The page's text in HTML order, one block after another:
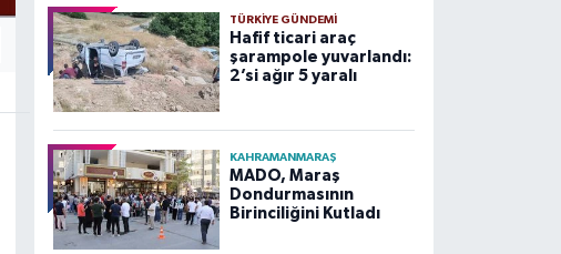
TÜRKIYE GÜNDEMI
Hafif ticari araç
şarampole yuvarlandı:
2’si ağır 5 yaralı
KAHRAMANMARAŞ
MADO, Maraş
Dondurmasının
Birinciliğini Kutladı